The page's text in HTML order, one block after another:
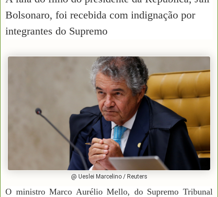
Bolsonaro, foi recebida com indignação por
integrantes do Supremo
@ Ueslei Marcelino / Reuters
O ministro Marco Aurélio Mello, do Supremo Tribunal